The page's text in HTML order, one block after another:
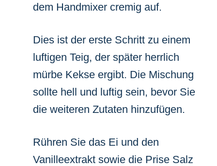
dem Handmixer cremig auf.
Dies ist der erste Schritt zu einem
luftigen Teig, der später herrlich
mürbe Kekse ergibt. Die Mischung
sollte hell und luftig sein, bevor Sie
die weiteren Zutaten hinzufügen.
Rühren Sie das Ei und den
Vanilleextrakt sowie die Prise Salz